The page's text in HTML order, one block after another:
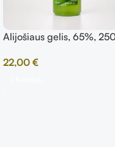
Alijošiaus gelis, 65%,
22,00 €